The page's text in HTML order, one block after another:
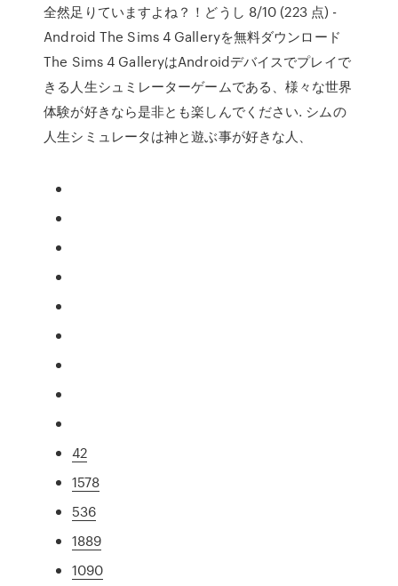
全然足りていますよね？！どうし 8/10 (223 点) -
Android The Sims 4 Galleryを無料ダウンロード
The Sims 4 GalleryはAndroidデバイスでプレイで
きる人生シュミレーターゲームである、様々な世界
体験が好きなら是非とも楽しんでください. シムの
人生シミュレータは神と遊ぶ事が好きな人、
42
1578
536
1889
1090